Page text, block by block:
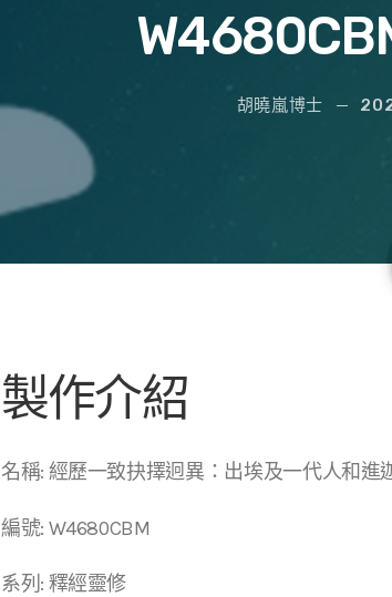
胡曉嵐博士
製作介紹
名稱: 經歷一致抉擇迥異：出埃及一代人和進
編號: W4680CBM
系列: 釋經靈修